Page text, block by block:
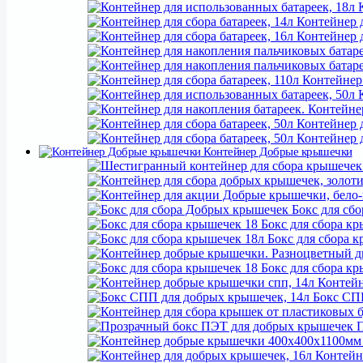
Экобокс для
Экоурна 100л, Прочее
Контейнер для стекла
Урна для
Урны для
Урны для
Контейнер
Контейнер
Контейнер
Контейнер
Контейнер
Контейнер Добрые крышечки
Бокс для
Бокс для сбора
Бокс для сбора
Бокс для сбора
Бокс